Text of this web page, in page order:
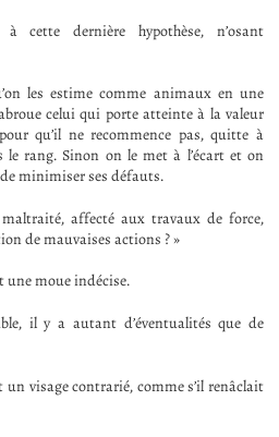
cette dernière hypothèse, n’osant
les estime comme animaux en une
celui qui porte atteinte à la valeur
qu’il ne recommence pas, quitte à
le rang. Sinon on le met à l’écart et on
minimiser ses défauts.
affecté aux travaux de force,
de mauvaises actions ? »
une moue indécise.
il y a autant d’éventualités que de
visage contrarié, comme s’il renâclait